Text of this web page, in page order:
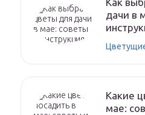
дачи в
Какие
мае: